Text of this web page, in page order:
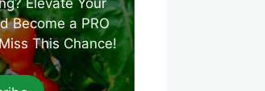
Elevate Your
Become a PRO
This Chance!